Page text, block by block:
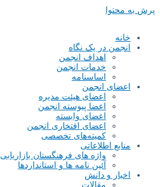
پرش به محتوا
خانه
انجمن در یک نگاه
اهداف انجمن
خدمات انجمن
اساسنامه
اعضای انجمن
اعضای هیئت مدیره
اعضا پیوسته انجمن
اعضای وابسته
اعضای افتخاری انجمن
کمیته‌های تخصصی
منابع اطلاعاتی
واژه های فرهنگستان بازاریابی
آئین نامه ها و استانداردها
اخبار و دانش
مقالات